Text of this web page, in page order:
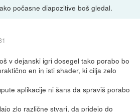
počasne diapozitive boš gledal.
v dejanski igri dosegel tako porabo bo
en in isti shader, ki cilja zelo
aplikacije ni šans da spraviš porabo
zlo različne stvari, da pridejo do